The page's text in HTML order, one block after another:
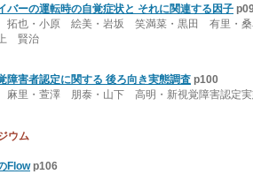
バーの運転時の自覚症状と それに関連する因子
也・小原 絵美・岩坂 笑満菜・黒田 有里・
賢治
障害者認定に関する 後ろ向き実態調査 p100
里・萱澤 朋泰・山下 高明・新視覚障害認定実
ウム
Flow p106